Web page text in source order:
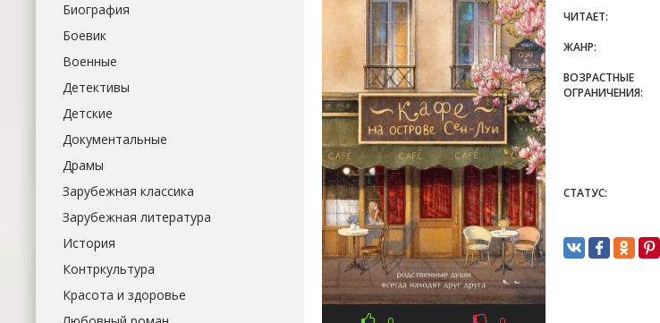
ЧИТАЕТ:
ЖАНР:
ВОЗРАСТНЫЕ
ОГРАНИЧЕНИЯ:
СТАТУС:
Биография
Боевик
Военные
Детективы
Детские
Документальные
Драмы
Зарубежная классика
Зарубежная литература
История
Контркультура
Красота и здоровье